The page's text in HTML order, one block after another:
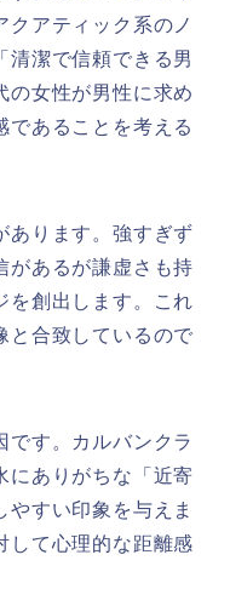
クアティック系のノ
清潔で信頼できる男
の女性が男性に求め
であることを考える
あります。強すぎず
があるが謙虚さも持
を創出します。これ
と合致しているので
です。カルバンクラ
にありがちな「近寄
やすい印象を与えま
して心理的な距離感